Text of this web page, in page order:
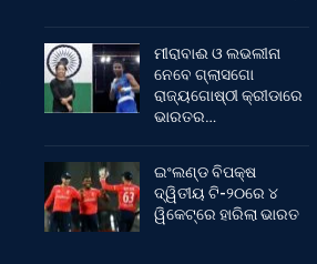
ମୀରାବାଈ ଓ ଲଭଲୀନା
ନେବେ ଗ୍ଲାସଗୋ
ରାଜ୍ୟଗୋଷ୍ଠୀ କ୍ରୀଡାରେ
ଭାରତର…
ଇଂଲଣ୍ଡ ବିପକ୍ଷ
ଦ୍ୱିତୀୟ ଟି-୨୦ରେ ୪
ୱିକେଟ୍‌ରେ ହାରିଲା ଭାରତ